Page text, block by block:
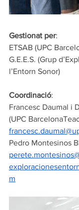
Gestionat per:
ETSAB (UPC
G.E.E.S. (Grup
l’Entorn Sonor)
Coordinació:
Francesc Daumal i
(UPC
Pedro Montesinos
m